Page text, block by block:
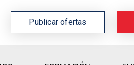
Publicar ofertas